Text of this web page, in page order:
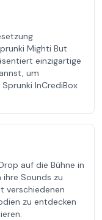
Mighti But
einzigartige
um
InCrediBox
auf die Bühne in
ihre Sounds zu
verschiedenen
zu entdecken